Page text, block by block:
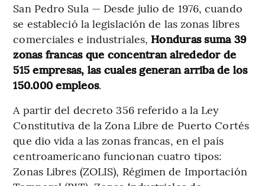
San Pedro Sula — Desde julio de 1976, cuando
se estableció la legislación de las zonas libres
comerciales e industriales, Honduras suma 39
zonas francas que concentran alrededor de
515 empresas, las cuales generan arriba de los
150.000 empleos.
A partir del decreto 356 referido a la Ley
Constitutiva de la Zona Libre de Puerto Cortés
que dio vida a las zonas francas, en el país
centroamericano funcionan cuatro tipos:
Zonas Libres (ZOLIS), Régimen de Importación